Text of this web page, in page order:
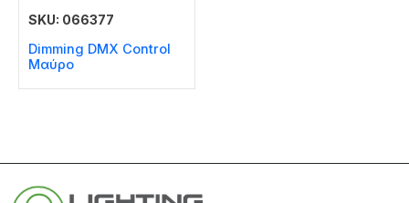
SKU: 066377
Dimming DMX Control
Μαύρο